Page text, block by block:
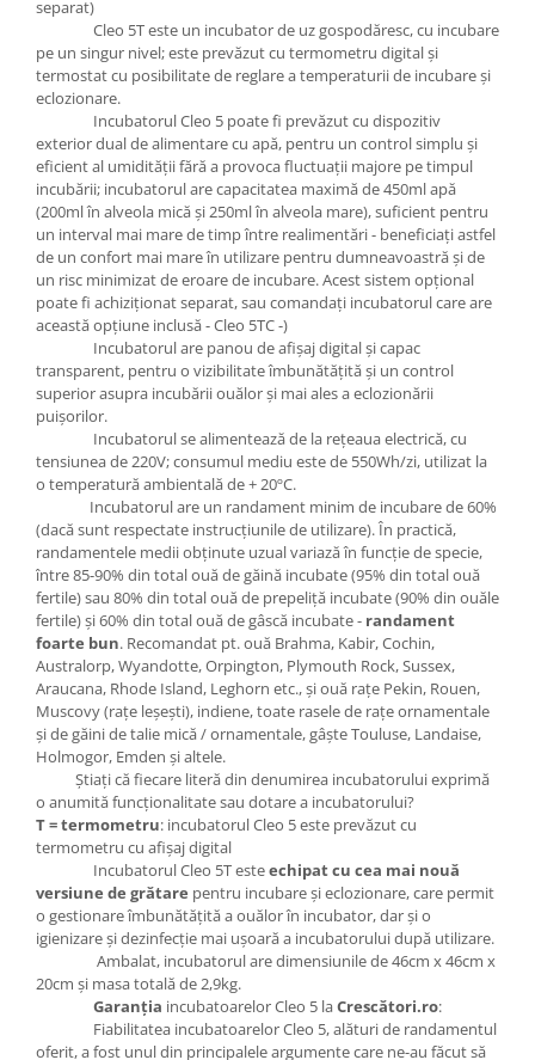
separat)
Cleo 5T este un incubator de uz gospodăresc, cu incubare
pe un singur nivel; este prevăzut cu termometru digital şi
termostat cu posibilitate de reglare a temperaturii de incubare şi
eclozionare.
Incubatorul Cleo 5 poate fi prevăzut cu dispozitiv
exterior dual de alimentare cu apă, pentru un control simplu şi
eficient al umidităţii fără a provoca fluctuaţii majore pe timpul
incubării; incubatorul are capacitatea maximă de 450ml apă
(200ml în alveola mică şi 250ml în alveola mare), suficient pentru
un interval mai mare de timp între realimentări - beneficiaţi astfel
de un confort mai mare în utilizare pentru dumneavoastră şi de
un risc minimizat de eroare de incubare. Acest sistem opţional
poate fi achiziţionat separat, sau comandaţi incubatorul care are
această opţiune inclusă - Cleo 5TC -)
Incubatorul are panou de afişaj digital şi capac
transparent, pentru o vizibilitate îmbunătăţită şi un control
superior asupra incubării ouălor şi mai ales a eclozionării
puişorilor.
Incubatorul se alimentează de la reţeaua electrică, cu
tensiunea de 220V; consumul mediu este de 550Wh/zi, utilizat la
o temperatură ambientală de + 20ºC.
Incubatorul are un randament minim de incubare de 60%
(dacă sunt respectate instrucţiunile de utilizare). În practică,
randamentele medii obţinute uzual variază în funcţie de specie,
între 85-90% din total ouă de găină incubate (95% din total ouă
fertile) sau 80% din total ouă de prepeliţă incubate (90% din ouăle
fertile) şi 60% din total ouă de gâscă incubate - randament
foarte bun. Recomandat pt. ouă Brahma, Kabir, Cochin,
Australorp, Wyandotte, Orpington, Plymouth Rock, Sussex,
Araucana, Rhode Island, Leghorn etc., şi ouă raţe Pekin, Rouen,
Muscovy (raţe leşeşti), indiene, toate rasele de raţe ornamentale
şi de găini de talie mică / ornamentale, gâşte Touluse, Landaise,
Holmogor, Emden şi altele.
Ştiaţi că fiecare literă din denumirea incubatorului exprimă
o anumită funcţionalitate sau dotare a incubatorului?
T = termometru: incubatorul Cleo 5 este prevăzut cu
termometru cu afişaj digital
Incubatorul Cleo 5T esteechipat cu cea mai nouă
versiune de grătare pentru incubare şi eclozionare, care permit
o gestionare îmbunătăţită a ouălor în incubator, dar şi o
igienizare şi dezinfecţie mai uşoară a incubatorului după utilizare.
Ambalat, incubatorul are dimensiunile de 46cm x 46cm x
20cm şi masa totală de 2,9kg.
Garanţia incubatoarelor Cleo 5 laCrescători.ro:
Fiabilitatea incubatoarelor Cleo 5, alături de randamentul
oferit, a fost unul din principalele argumente care ne-au făcut să